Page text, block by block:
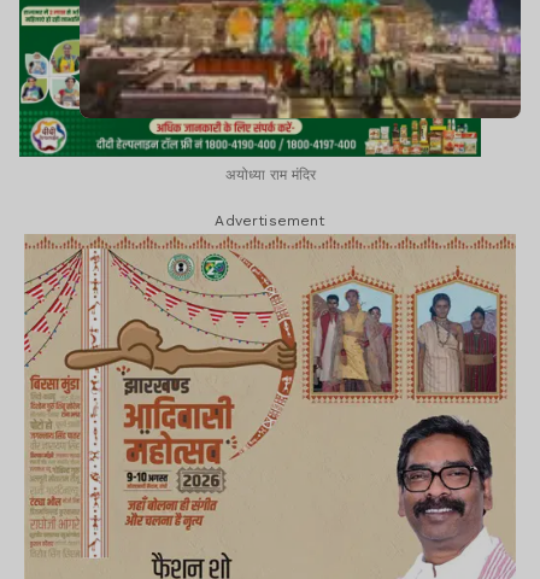
अयोध्या राम मंदिर
Advertisement